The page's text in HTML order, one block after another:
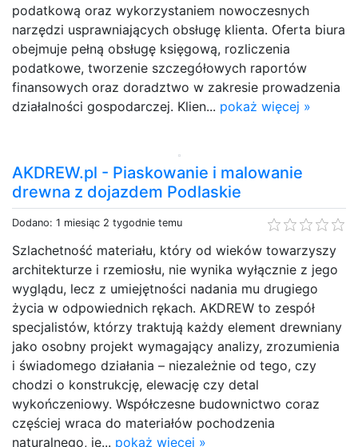
podatkową oraz wykorzystaniem nowoczesnych
narzędzi usprawniających obsługę klienta. Oferta biura
obejmuje pełną obsługę księgową, rozliczenia
podatkowe, tworzenie szczegółowych raportów
finansowych oraz doradztwo w zakresie prowadzenia
działalności gospodarczej. Klien... pokaż więcej »
AKDREW.pl - Piaskowanie i malowanie
drewna z dojazdem Podlaskie
Dodano: 1 miesiąc 2 tygodnie temu
Szlachetność materiału, który od wieków towarzyszy
architekturze i rzemiosłu, nie wynika wyłącznie z jego
wyglądu, lecz z umiejętności nadania mu drugiego
życia w odpowiednich rękach. AKDREW to zespół
specjalistów, którzy traktują każdy element drewniany
jako osobny projekt wymagający analizy, zrozumienia
i świadomego działania – niezależnie od tego, czy
chodzi o konstrukcję, elewację czy detal
wykończeniowy. Współczesne budownictwo coraz
częściej wraca do materiałów pochodzenia
naturalnego, je... pokaż więcej »